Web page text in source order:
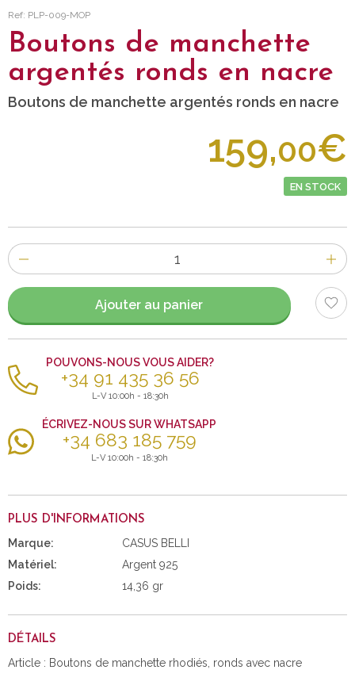
Ref: PLP-009-MOP
Boutons de manchette
argentés ronds en nacre
Boutons de manchette argentés ronds en nacre
159,00€
EN STOCK
Nombre
d'items
Ajouter au panier
POUVONS-NOUS VOUS AIDER?
+34 91 435 36 56
L-V 10:00h - 18:30h
ÉCRIVEZ-NOUS SUR WHATSAPP
+34 683 185 759
L-V 10:00h - 18:30h
PLUS D'INFORMATIONS
Marque:
CASUS BELLI
Matériel:
Argent 925
Poids:
14,36 gr
DÉTAILS
Article : Boutons de manchette rhodiés, ronds avec nacre